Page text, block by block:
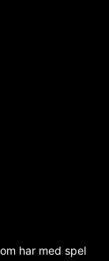
har med spel